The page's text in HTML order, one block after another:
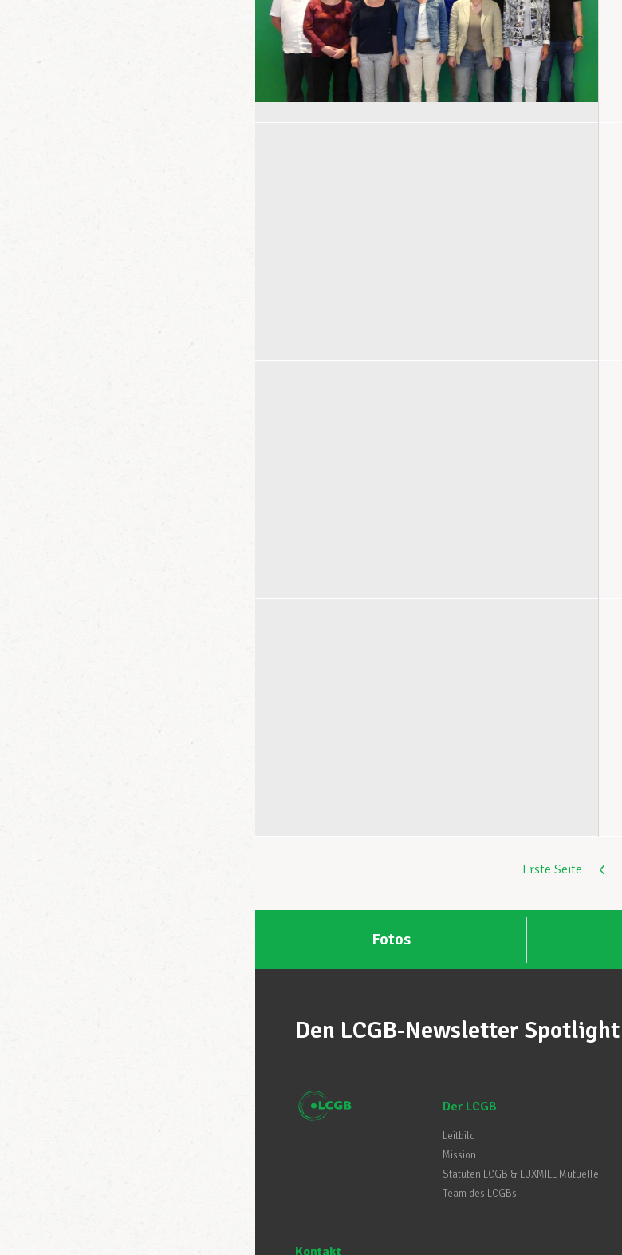
Erste Seite
Fotos
Den LCGB-Newsletter
Der LCGB
Leitbild
Mission
Statuten LCGB & LUXMILL Mutuelle
Team des LCGBs
Kontakt